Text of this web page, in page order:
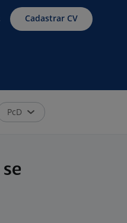
Cadastrar CV
PcD